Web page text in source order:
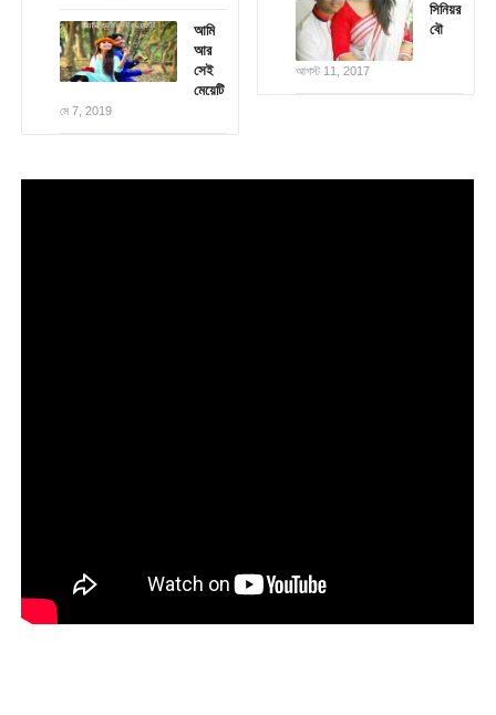
আমি
আর
সেই
মেয়েটি
মে 7, 2019
সিনিয়র
বৌ
আগস্ট 11, 2017